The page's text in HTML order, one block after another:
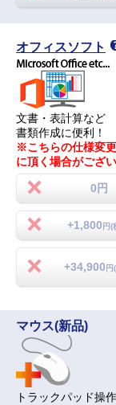
オフィスソフト
文書・表計算など
書類作成に便利！
※こちらの仕様変
に頂く場合がござい
0円
+1,800 円(
+34,900 円
マウス(新品)
トラックパッド操